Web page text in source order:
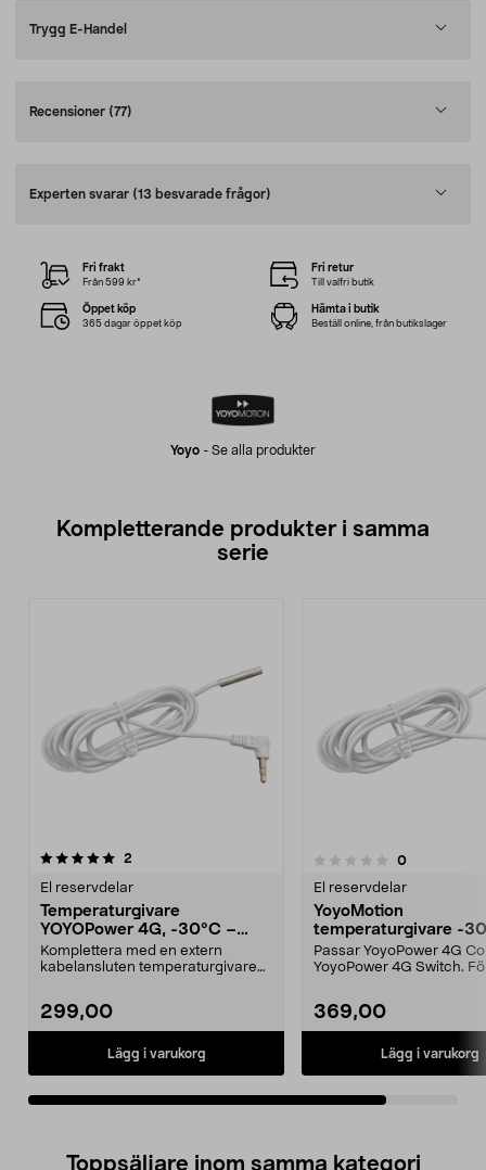
Trygg E-Handel
Recensioner (77)
Experten svarar (13 besvarade frågor)
Yoyo - Se alla produkter
Fri frakt
Från 599 kr*
Fri retur
Till valfri butik
Öppet köp
365 dagar öppet köp
Hämta i butik
Beställ online, från butikslager
Kompletterande produkter i samma
serie
2
El reservdelar
Temperaturgivare
YOYOPower 4G, -30°C –
+100°C, 2 meter kabel
Komplettera med en extern
kabelansluten temperaturgivare
299,00
Lägg i varukorg
0.0 av 5 stjärnor 0recensioner
El reservdelar
YoyoMotion
temperaturgivare -
+100 grader, 5 m
Passar YoyoPower 4G
YoyoPower 4G Switch.
369,00
Lägg i varukorg
Toppsäljare inom samma kategori